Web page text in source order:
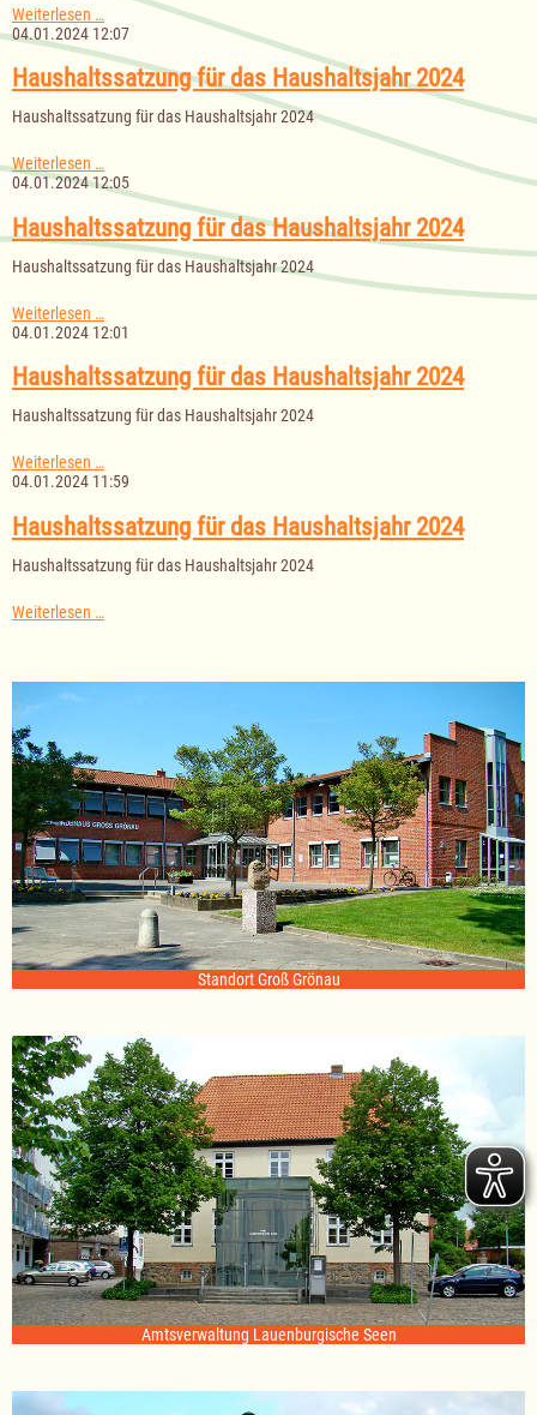
Weiterlesen … Haushaltssatzung
für
das
Haushaltsjahr
2024
04.01.2024 12:07
Haushaltssatzung für das Haushaltsjahr 2024
Haushaltssatzung für das Haushaltsjahr 2024
Weiterlesen …Haushaltssatzung
für
das
Haushaltsjahr
2024
04.01.2024 12:05
Haushaltssatzung für das Haushaltsjahr 2024
Haushaltssatzung für das Haushaltsjahr 2024
Weiterlesen …
für
Haushaltsjahr
2024
04.01.2024 12:01
Haushaltssatzung für das Haushaltsjahr 2024
Haushaltssatzung für das Haushaltsjahr 2024
Weiterlesen …Haushaltssatzung
für
Haushaltsjahr
2024
04.01.2024 11:59
Haushaltssatzung für das Haushaltsjahr 2024
Haushaltssatzung für das Haushaltsjahr 2024
Weiterlesen …
2024
Standort Groß Grönau
Amtsverwaltung Lauenburgische Seen